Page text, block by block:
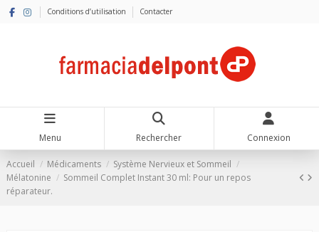
Conditions d’utilisation Contacter
Menu Rechercher Connexion
Accueil Médicaments
Système Nervieux et Sommeil
Mélatonine
Sommeil Complet Instant 30 ml: Pour un repos
réparateur.